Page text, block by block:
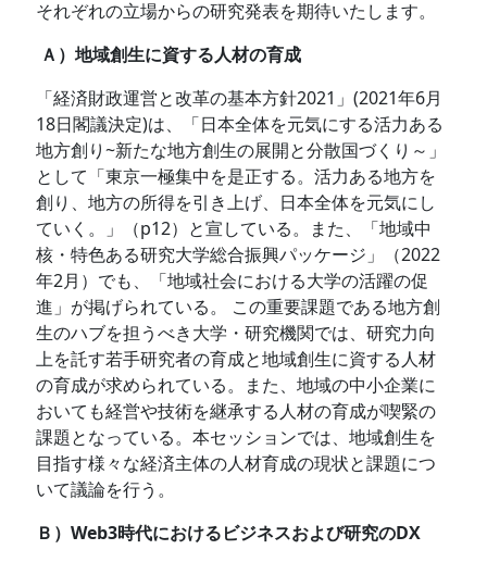
それぞれの立場からの研究発表を期待いたします。
Ａ）地域創生に資する人材の育成
「経済財政運営と改革の基本方針2021」(2021年6月
18日閣議決定)は、「日本全体を元気にする活力ある
地方創り~新たな地方創生の展開と分散国づくり～」
として「東京一極集中を是正する。活力ある地方を
創り、地方の所得を引き上げ、日本全体を元気にし
ていく。」（p12）と宣している。また、「地域中
核・特色ある研究大学総合振興パッケージ」（2022
年2月）でも、「地域社会における大学の活躍の促
進」が掲げられている。 この重要課題である地方創
生のハブを担うべき大学・研究機関では、研究力向
上を託す若手研究者の育成と地域創生に資する人材
の育成が求められている。また、地域の中小企業に
おいても経営や技術を継承する人材の育成が喫緊の
課題となっている。本セッションでは、地域創生を
目指す様々な経済主体の人材育成の現状と課題につ
いて議論を行う。
Ｂ）Web3時代におけるビジネスおよび研究のDX